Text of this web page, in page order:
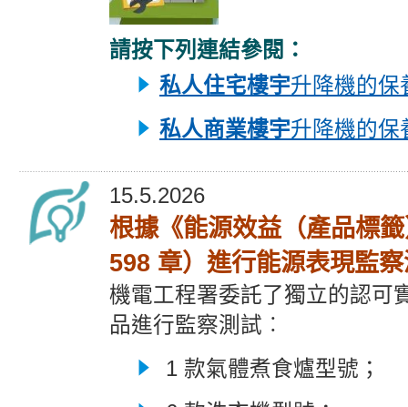
請按下列連結參閱：
私人住宅樓宇升降機的保
私人商業樓宇升降機的保
15.5.2026
根據《能源效益（產品標
598 章）進行能源表現監
機電工程署委託了獨立的認可
品進行監察測試︰
1 款氣體煮食爐型號；